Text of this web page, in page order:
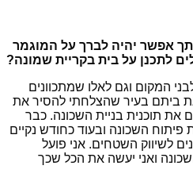
אפשר יהיה לברך על המוגמר
לתכנן על בית בקריית שמונה?
המקום וגם לאלו שמתכוונים
ביתם בעיר שהצלחתי להסיר את
את תוכנית בניית השכונה. כבר
פיתוח השכונה ובעוד כחודש נקיים
לשיווק השטחים. אני פועל
ואני יעשה את הכל שכך